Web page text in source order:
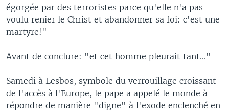
égorgée par des terroristes parce qu'elle n'a pas
voulu renier le Christ et abandonner sa foi: c'est une
martyre!"
Avant de conclure: "et cet homme pleurait tant..."
Samedi à Lesbos, symbole du verrouillage croissant
de l'accès à l'Europe, le pape a appelé le monde à
répondre de manière "digne" à l'exode enclenché en